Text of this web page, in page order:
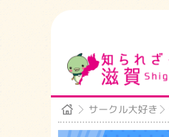
サークル大好き